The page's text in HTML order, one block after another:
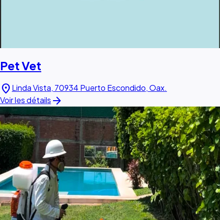
Pet Vet
location_on Linda Vista, 70934 Puerto Escondido, Oax.
Voir les détails arrow_forward